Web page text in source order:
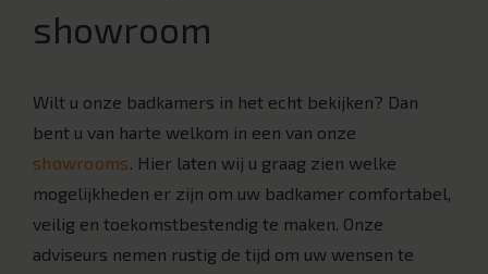
showroom
Wilt u onze badkamers in het echt bekijken? Dan
bent u van harte welkom in een van onze
showrooms. Hier laten wij u graag zien welke
mogelijkheden er zijn om uw badkamer comfortabel,
veilig en toekomstbestendig te maken. Onze
adviseurs nemen rustig de tijd om uw wensen te